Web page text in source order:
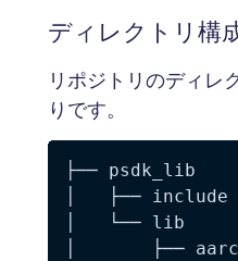
ディレクトリ構
リポジトリのディレ
りです。
├── psdk_lib
│   ├── include
│   └── lib
│       ├──